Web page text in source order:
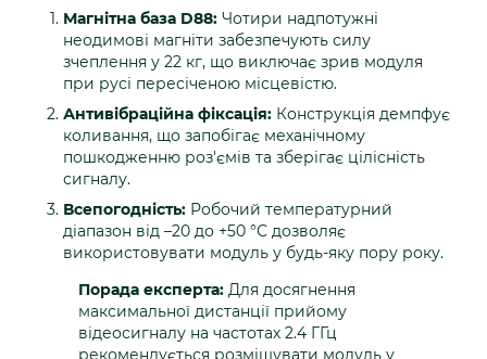
Магнітна база D88: Чотири надпотужні
неодимові магніти забезпечують силу
зчеплення у 22 кг, що виключає зрив модуля
при русі пересіченою місцевістю.
Антивібраційна фіксація: Конструкція демпфує
коливання, що запобігає механічному
пошкодженню роз'ємів та зберігає цілісність
сигналу.
Всепогодність: Робочий температурний
діапазон від –20 до +50 °С дозволяє
використовувати модуль у будь-яку пору року.
Порада експерта: Для досягнення
максимальної дистанції прийому
відеосигналу на частотах 2.4 ГГц
рекомендується розміщувати модуль у